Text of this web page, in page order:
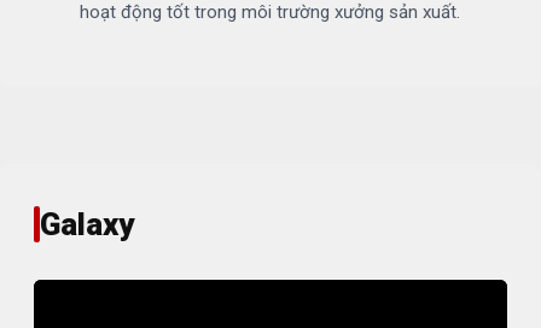
hoạt động tốt trong môi trường xưởng sản xuất.
Galaxy